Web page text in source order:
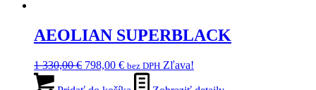
AEOLIAN SUPERBLACK
1 330,00€ Pôvodná
798,00 €Aktuálna
cena
bez DPH Zľava!